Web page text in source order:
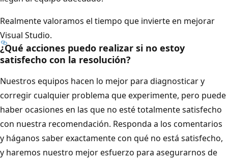
Realmente valoramos el tiempo que invierte en mejorar
Visual Studio.
¿Qué acciones puedo realizar si no estoy
satisfecho con la resolución?
Nuestros equipos hacen lo mejor para diagnosticar y
corregir cualquier problema que experimente, pero puede
haber ocasiones en las que no esté totalmente satisfecho
con nuestra recomendación. Responda a los comentarios
y háganos saber exactamente con qué no está satisfecho,
y haremos nuestro mejor esfuerzo para asegurarnos de